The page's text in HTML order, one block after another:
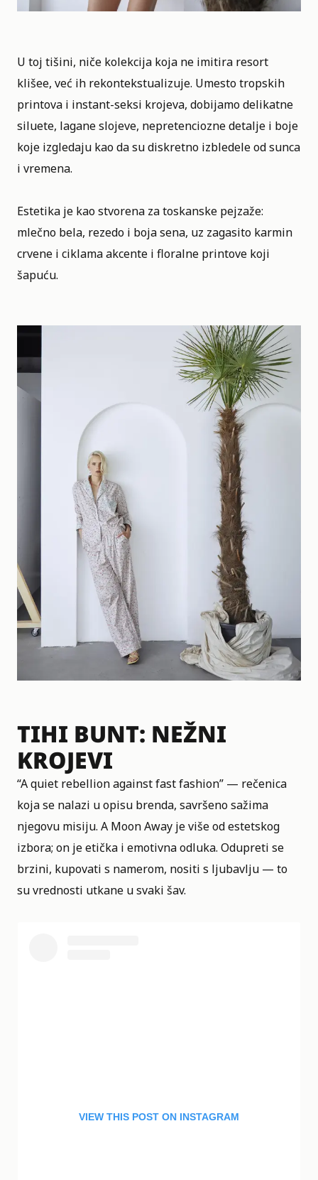
U toj tišini, niče kolekcija koja ne imitira resort
klišee, već ih rekontekstualizuje. Umesto tropskih
printova i instant-seksi krojeva, dobijamo delikatne
siluete, lagane slojeve, nepretenciozne detalje i boje
koje izgledaju kao da su diskretno izbledele od sunca
i vremena.
Estetika je kao stvorena za toskanske pejzaže:
mlečno bela, rezedo i boja sena, uz zagasito karmin
crvene i ciklama akcente i floralne printove koji
šapuću.
TIHI BUNT: NEŽNI
KROJEVI
“A quiet rebellion against fast fashion” — rečenica
koja se nalazi u opisu brenda, savršeno sažima
njegovu misiju. A Moon Away je više od estetskog
izbora; on je etička i emotivna odluka. Odupreti se
brzini, kupovati s namerom, nositi s ljubavlju — to
su vrednosti utkane u svaki šav.
VIEW THIS POST ON INSTAGRAM